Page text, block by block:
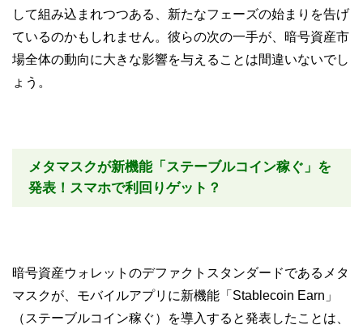
して組み込まれつつある、新たなフェーズの始まりを告げ
ているのかもしれません。彼らの次の一手が、暗号資産市
場全体の動向に大きな影響を与えることは間違いないでし
ょう。
メタマスクが新機能「ステーブルコイン稼ぐ」を
発表！スマホで利回りゲット？
暗号資産ウォレットのデファクトスタンダードであるメタ
マスクが、モバイルアプリに新機能「Stablecoin Earn」
（ステーブルコイン稼ぐ）を導入すると発表したことは、